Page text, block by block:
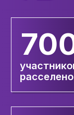
расселено